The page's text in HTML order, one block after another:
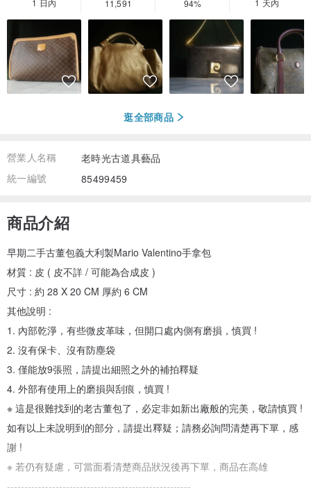
1 日內
11,591
94%
1 天內
逛全部商品
營業人名稱
老時光古道具藝品
統一編號
85499459
商品介紹
早期二手古董包義大利製Mario Valentino手拿包
材質 : 皮 ( 皮不詳 / 可能為合成皮 )
尺寸 : 約 28 X 20 CM 厚約 6 CM
其他說明 :
1. 內部乾淨，有些微皮革味，但開口處內側有磨損，慎買 !
2. 沒有保卡、沒有防塵袋
3. 僅能放9張照，請提出細照之外的補拍釋疑
4. 外部有使用上的磨損與刮痕，慎買 !
※ 這是很難找到的老古董包了，必定非如新出廠般的完美，敬請慎買 !
如有以上未說明到的部分，請提出釋疑；請務必詢問清楚再下單，感
謝 !
※ 若仍有疑慮，可當面看清楚商品狀況後再下單，商品在高雄
-----------------------------------------------------